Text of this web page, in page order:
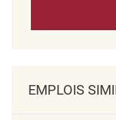
EMPLOIS